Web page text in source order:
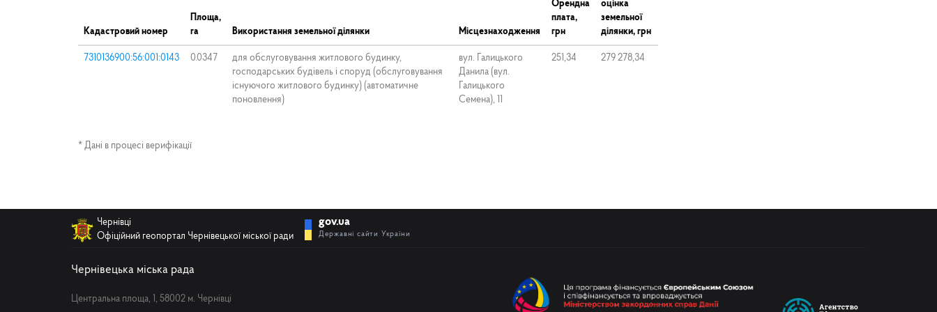
Кадастровий номер
Площа,
га
Використання земельної ділянки Місцезнаходження
Орендна
плата,
грн
оцінка
земельної
ділянки, грн
7310136900:56:001:0143 0.0347
для обслуговування житлового будинку,
господарських будівель і споруд (обслуговування
існуючого житлового будинку) (автоматичне
поновлення)
вул. Галицького
Данила (вул.
Галицького
Семена), 11
251,34 279 278,34
* Дані в процесі верифікації
Чернівці
Офіційний геопортал Чернівецької міської ради
gov.ua
Державні сайти України
Чернівецька міська рада
Центральна площа, 1, 58002 м. Чернівці